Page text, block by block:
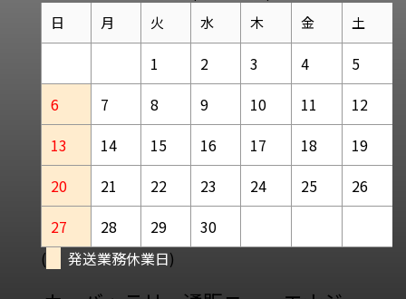
日 月 火 水 木 金 土
1 2 3 4
5
6
7 8 9 10 11
12
13
14 15 16 17 18
19
20
21 22 23 24 25
26
27
28 29
30
(
発送業務休業日)